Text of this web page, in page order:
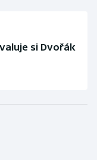
si Dvořák